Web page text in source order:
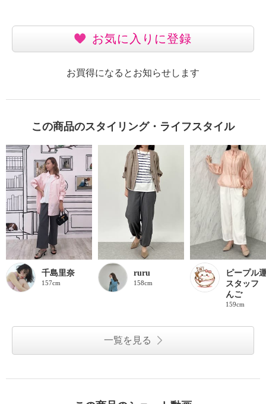
お気に入りに登録
お買得になるとお知らせします
この商品のスタイリング・ライフスタイル
千島里奈
157cm
ruru
158cm
ピープル
スタッフ
んご
159cm
一覧を見る